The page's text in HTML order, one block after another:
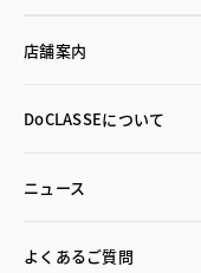
店舗案内
DoCLASSEについて
ニュース
よくあるご質問